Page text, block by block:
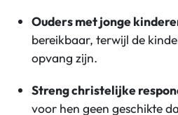
Ouders met jonge
bereikbaar, terwijl de
opvang zijn.
Streng christelijke
voor hen geen geschikte